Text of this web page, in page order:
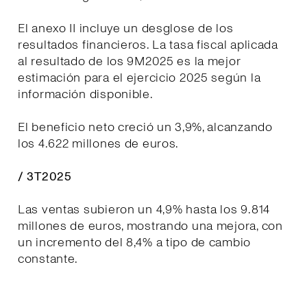
El anexo II incluye un desglose de los
resultados financieros. La tasa fiscal aplicada
al resultado de los 9M2025 es la mejor
estimación para el ejercicio 2025 según la
información disponible.
El beneficio neto creció un 3,9%, alcanzando
los 4.622 millones de euros.
/ 3T2025
Las ventas subieron un 4,9% hasta los 9.814
millones de euros, mostrando una mejora, con
un incremento del 8,4% a tipo de cambio
constante.